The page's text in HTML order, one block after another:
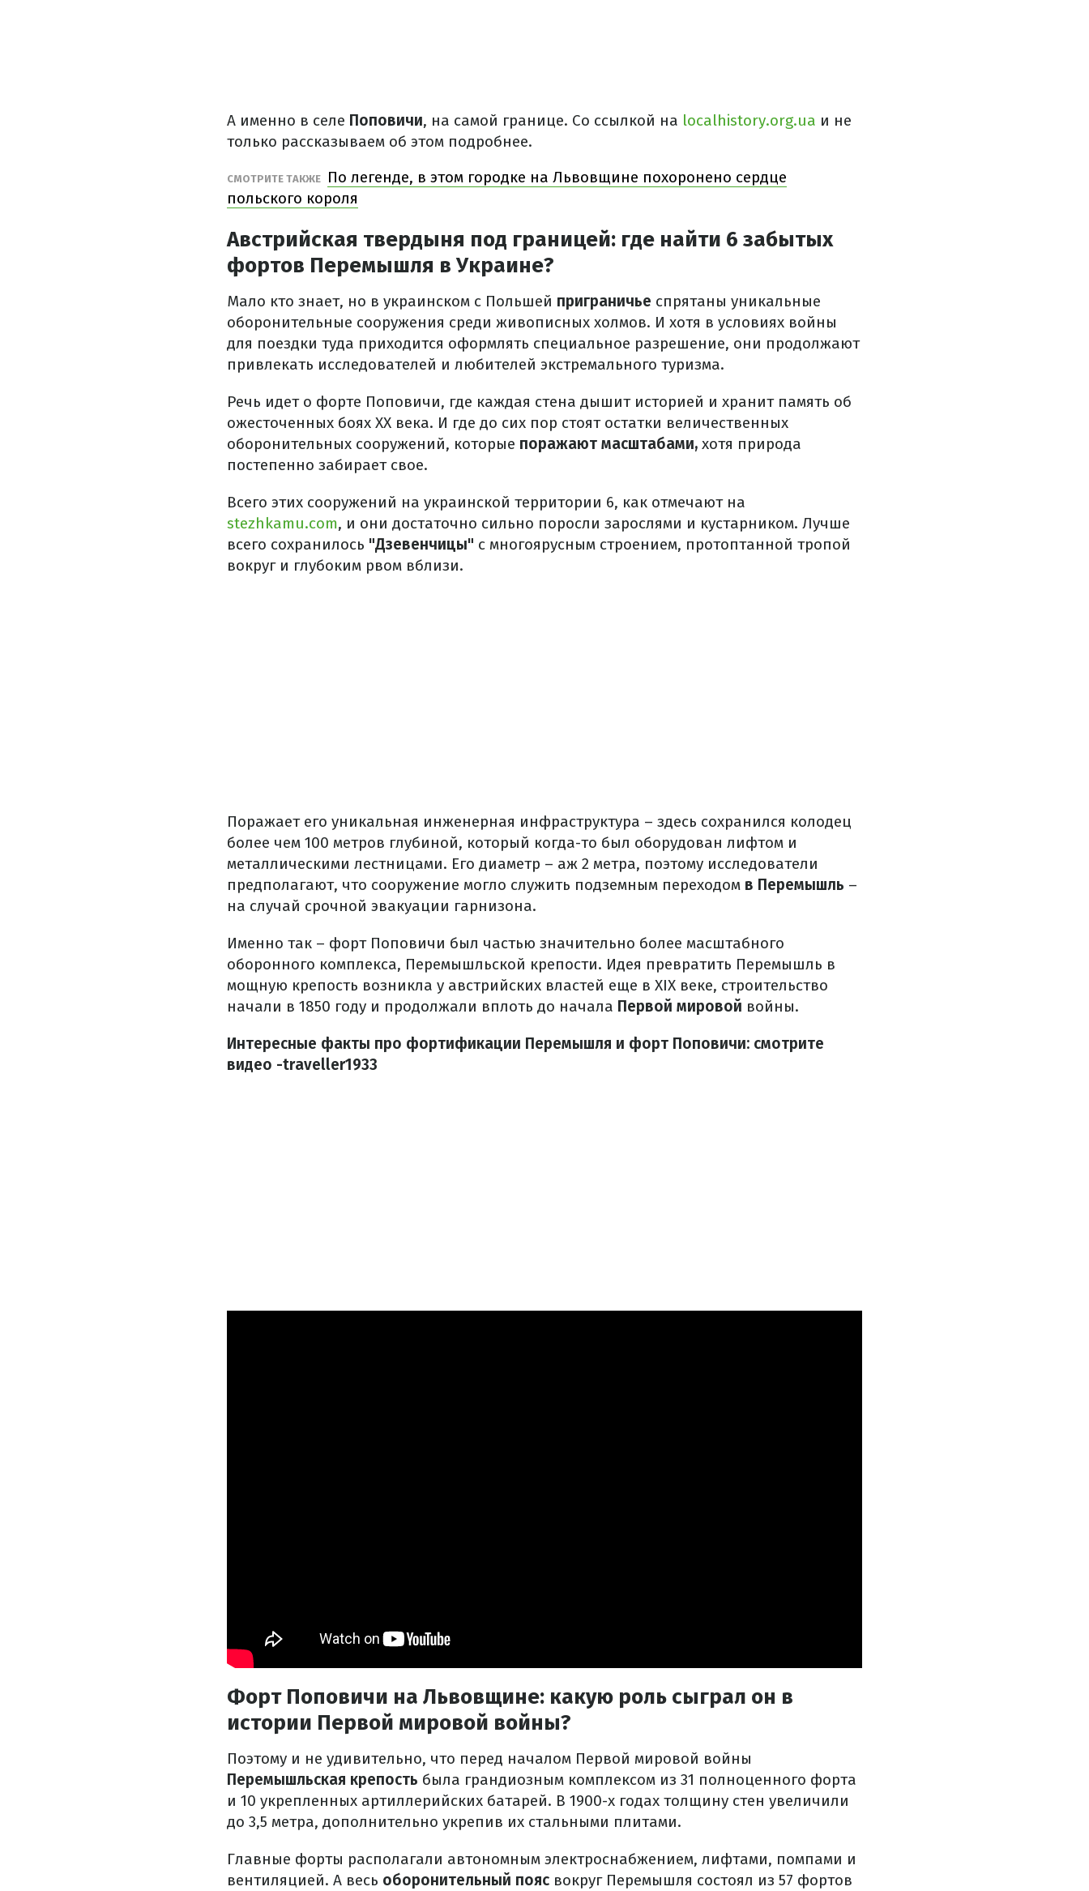
А именно в селе Поповичи, на самой границе. Со ссылкой на localhistory.org.ua и не
только рассказываем об этом подробнее.
СМОТРИТЕ ТАКЖЕ
По легенде, в этом городке на Львовщине похоронено сердце
польского короля
Австрийская твердыня под границей: где найти 6 забытых
фортов Перемышля в Украине?
Мало кто знает, но в украинском с Польшей приграничье спрятаны уникальные
оборонительные сооружения среди живописных холмов. И хотя в условиях войны
для поездки туда приходится оформлять специальное разрешение, они продолжают
привлекать исследователей и любителей экстремального туризма.
Речь идет о форте Поповичи, где каждая стена дышит историей и хранит память об
ожесточенных боях ХХ века. И где до сих пор стоят остатки величественных
оборонительных сооружений, которые поражают масштабами, хотя природа
постепенно забирает свое.
Всего этих сооружений на украинской территории 6, как отмечают на
stezhkamu.com, и они достаточно сильно поросли зарослями и кустарником. Лучше
всего сохранилось "Дзевенчицы" с многоярусным строением, протоптанной тропой
вокруг и глубоким рвом вблизи.
Поражает его уникальная инженерная инфраструктура – здесь сохранился колодец
более чем 100 метров глубиной, который когда-то был оборудован лифтом и
металлическими лестницами. Его диаметр – аж 2 метра, поэтому исследователи
предполагают, что сооружение могло служить подземным переходом в Перемышль –
на случай срочной эвакуации гарнизона.
Именно так – форт Поповичи был частью значительно более масштабного
оборонного комплекса, Перемышльской крепости. Идея превратить Перемышль в
мощную крепость возникла у австрийских властей еще в XIX веке, строительство
начали в 1850 году и продолжали вплоть до начала Первой мировой войны.
Интересные факты про фортификации Перемышля и форт Поповичи: смотрите
видео -traveller1933
Форт Поповичи на Львовщине: какую роль сыграл он в
истории Первой мировой войны?
Поэтому и не удивительно, что перед началом Первой мировой войны
Перемышльская крепость была грандиозным комплексом из 31 полноценного форта
и 10 укрепленных артиллерийских батарей. В 1900-х годах толщину стен увеличили
до 3,5 метра, дополнительно укрепив их стальными плитами.
Главные форты располагали автономным электроснабжением, лифтами, помпами и
вентиляцией. А весь оборонительный пояс вокруг Перемышля состоял из 57 фортов